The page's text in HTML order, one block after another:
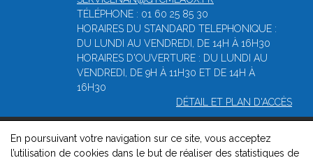
TÉLÉPHONE : 01 60 25 85 30
HORAIRES DU STANDARD TELEPHONIQUE :
DU LUNDI AU VENDREDI, DE 14H À 16H30
HORAIRES D'OUVERTURE : DU LUNDI AU
VENDREDI, DE 9H À 11H30 ET DE 14H À
16H30
DÉTAIL ET PLAN D'ACCÈS
© 2026, Greffe du tribunal de commerce de Meaux -Mentions
En poursuivant votre navigation sur ce site, vous acceptez
l’utilisation de cookies dans le but de réaliser des statistiques de